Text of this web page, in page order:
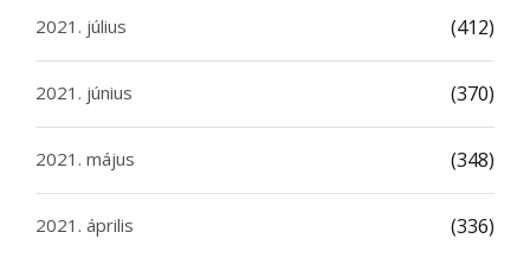
2021. július (412)
2021. június (370)
2021. május (348)
2021. április (336)